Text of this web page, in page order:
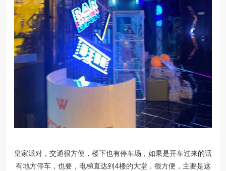
皇家派对，交通很方便，楼下也有停车场，如果是开车过来的话
有地方停车，也要，电梯直达到4楼的大堂，很方便，主要是这